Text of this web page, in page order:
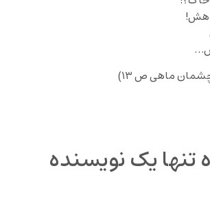
ماهی ص ۱۳)
تنها یک نویسنده